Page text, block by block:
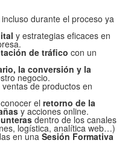
durante el proceso ya
y estrategias eficaces en
de tráfico con un
la conversión y la
negocio.
de productos en
el retorno de la
y acciones online.
dentro de los canales
logística, analítica web…)
en una Sesión Formativa